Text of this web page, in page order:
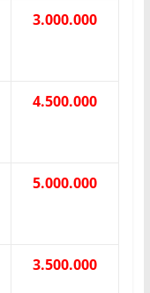
3.000.000
4.500.000
5.000.000
3.500.000